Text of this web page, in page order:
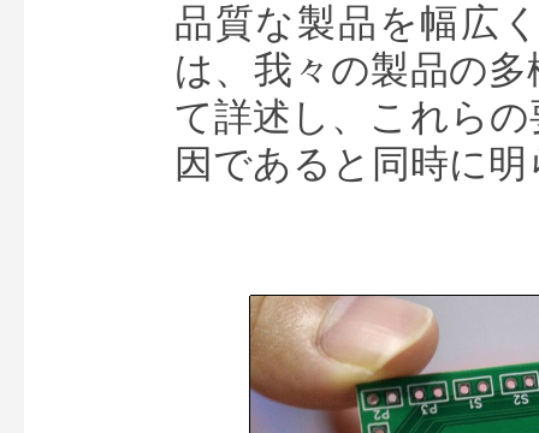
品質な製品を幅広
は、我々の製品の
て詳述し、 これら
因であると同時に